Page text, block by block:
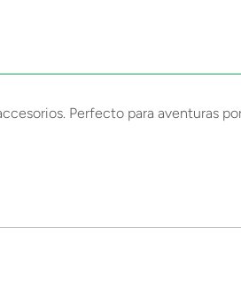
Perfecto para aventuras